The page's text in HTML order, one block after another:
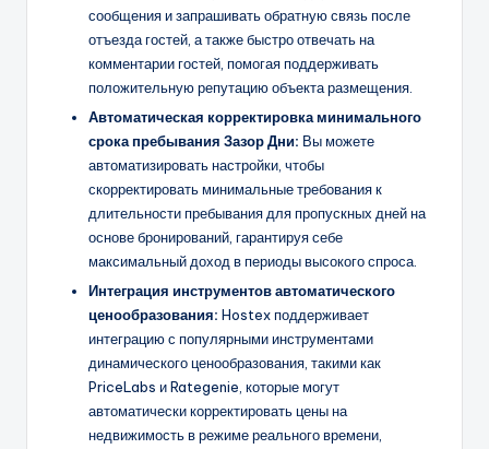
сообщения и запрашивать обратную связь после
отъезда гостей, а также быстро отвечать на
комментарии гостей, помогая поддерживать
положительную репутацию объекта размещения.
Автоматическая корректировка минимального
срока пребывания ЗазорДни: Вы можете
автоматизировать настройки, чтобы
скорректировать минимальные требования к
длительности пребывания для пропускных дней на
основе бронирований, гарантируя себе
максимальный доход в периоды высокого спроса.
Интеграция инструментов автоматического
ценообразования: Hostex поддерживает
интеграцию с популярными инструментами
динамического ценообразования, такими как
PriceLabs и Rategenie, которые могут
автоматически корректировать цены на
недвижимость в режиме реального времени,